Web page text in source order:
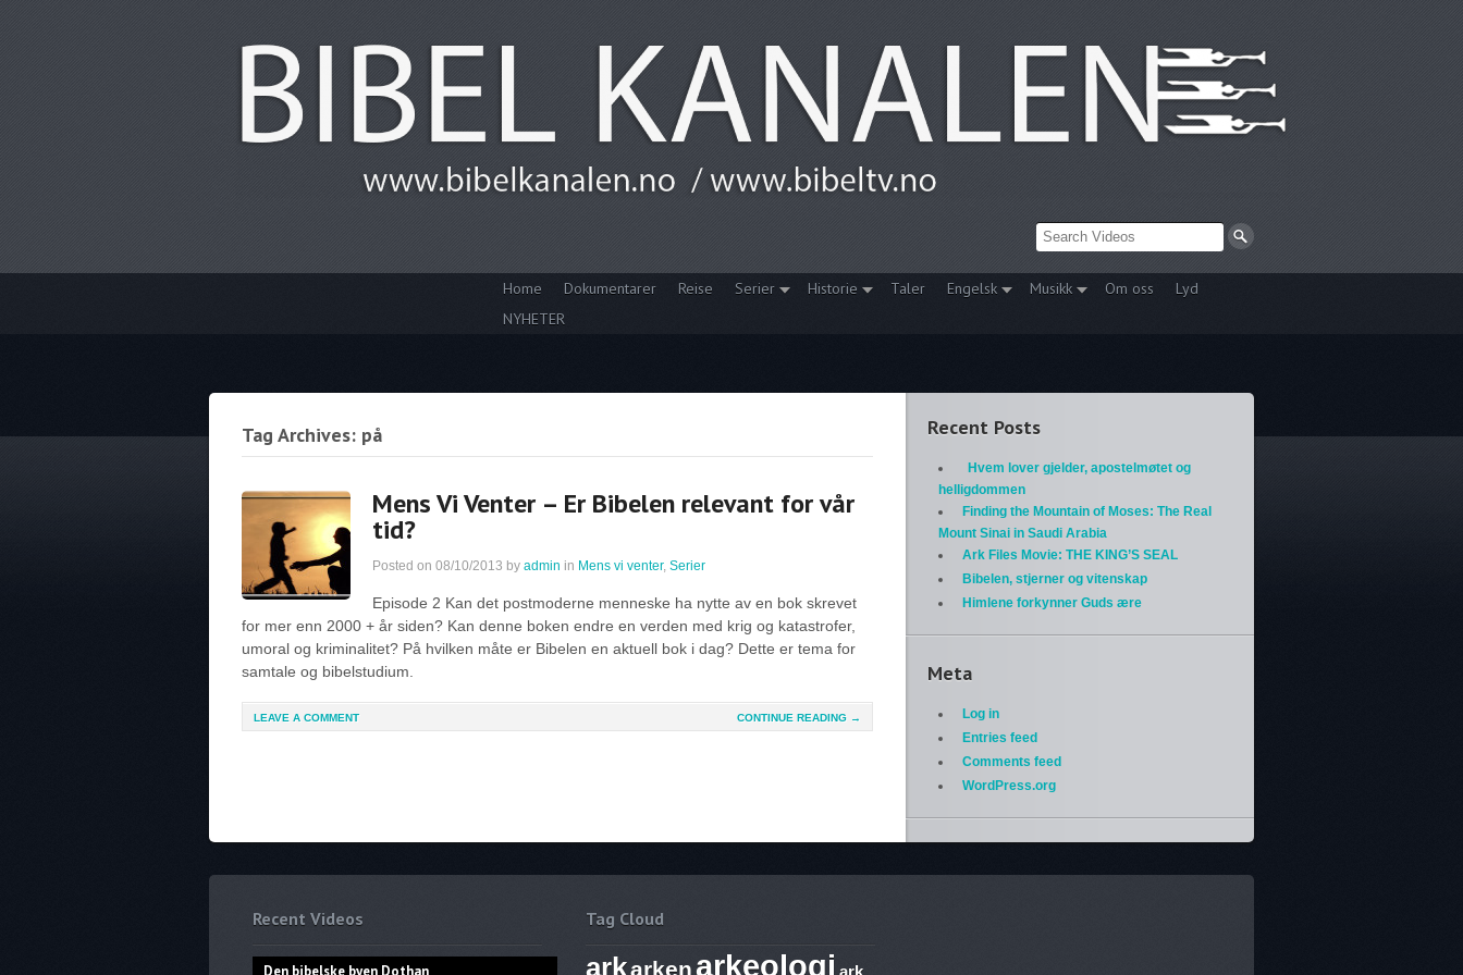
Home Dokumentarer Reise Serier Historie Taler Engelsk Musikk Om oss
Lyd
NYHETER
Tag Archives: på
Mens Vi Venter – Er Bibelen relevant for vår
tid?
Posted on 08/10/2013 by admin in Mens vi venter, Serier
Episode 2 Kan det postmoderne menneske ha nytte av en bok skrevet
for mer enn 2000 + år siden? Kan denne boken endre en verden med krig og katastrofer,
umoral og kriminalitet? På hvilken måte er Bibelen en aktuell bok i dag? Dette er tema for
samtale og bibelstudium.
LEAVE A COMMENT CONTINUE READING →
Recent Posts
Hvem lover gjelder, apostelmøtet og
helligdommen
Finding the Mountain of Moses: The Real
Mount Sinai in Saudi Arabia
Ark Files Movie: THE KING’S SEAL
Bibelen, stjerner og vitenskap
Himlene forkynner Guds ære
Meta
Log in
Entries feed
Comments feed
WordPress.org
Recent Videos Tag Cloud
arkarken arkeologi